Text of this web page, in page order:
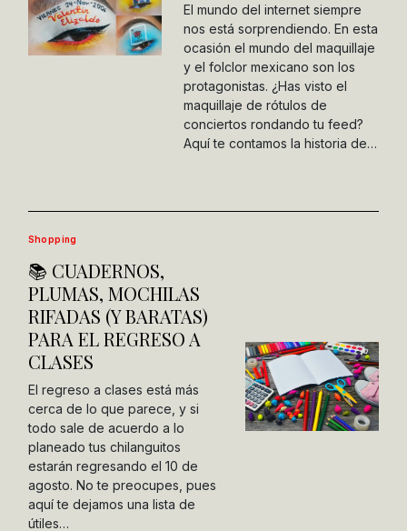
El mundo del internet siempre
nos está sorprendiendo. En esta
ocasión el mundo del maquillaje
y el folclor mexicano son los
protagonistas. ¿Has visto el
maquillaje de rótulos de
conciertos rondando tu feed?
Aquí te contamos la historia de…
Shopping
📚 CUADERNOS,
PLUMAS, MOCHILAS
RIFADAS (Y BARATAS)
PARA EL REGRESO A
CLASES
El regreso a clases está más
cerca de lo que parece, y si
todo sale de acuerdo a lo
planeado tus chilanguitos
estarán regresando el 10 de
agosto. No te preocupes, pues
aquí te dejamos una lista de
útiles…